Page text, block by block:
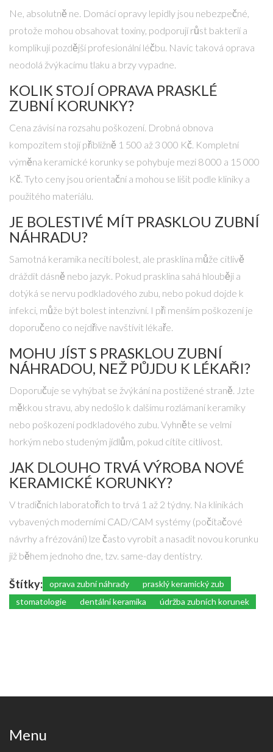
Ne, absolutně ne. Domácí opravy lepidly jsou nebezpečné,
protože mohou obsahovat toxiny, podporují růst bakterií a
komplikují pozdější profesionální léčbu. Navíc taková oprava
neodolá žvýkacímu tlaku a brzy vypadne.
KOLIK STOJÍ OPRAVA PRASKLÉ
ZUBNÍ KORUNKY?
Cena závisí na rozsahu poškození. Drobná obnova
kompozitem stojí přibližně 1 500 až 3 000 Kč. Kompletní
výměna keramické korunky se pohybuje mezi 8 000 a 15 000
Kč. Tyto ceny jsou orientační a mohou se lišit podle kliniky a
použitého materiálu.
JE BOLESTIVÉ MÍT PRASKLOU ZUBNÍ
NÁHRADU?
Samotná keramika necítí bolest, ale prasklina může citlivě
dráždit dásně nebo jazyk. Pokud prasklina sahá hlouběji a
dotýká se nervu podkladového zubu, nebo pokud dojde k
infekci, může být bolest intenzivní. I při menším poškození je
doporučeno co nejdříve navštívit lékaře.
MOHU JÍST S PRASKLOU ZUBNÍ
NÁHRADOU, NEŽ PŮJDU K LÉKAŘI?
Doporučuje se vyhýbat se žvýkání na postižené straně. Jzte
měkkou stravu, aby nedošlo k dalšímu rozlámaní keramiky
nebo poškození podkladového zubu. Vyhněte se velmi
horkým nebo studeným jídlům, pokud cítíte citlivost.
JAK DLOUHO TRVÁ VÝROBA NOVÉ
KERAMICKÉ KORUNKY?
V tradičních laboratořích to trvá 1 až 2 týdny. Na klinikách
vybavených moderními CAD/CAM systémy (počítačové
návrhy a frézování) lze často vyrobit a nasadit novou korunku
již během jednoho dne, tzv. same-day dentistry.
Štítky: oprava zubní náhrady
prasklý keramický zub
stomatologie
dentální keramika údržba zubních korunek
Menu